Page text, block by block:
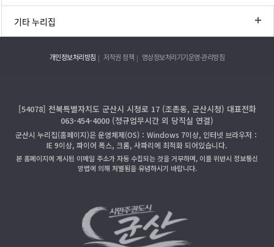
기타 누리집
개인정보처리방침 저작권 정책 영상정보처리기기운영·관리방침
[54078] 전북특별자치도 군산시 시청로 17 (조촌동, 군산시청) 대표전화
063-454-4000 (정규업무시간 외 당직실 연결)
군산시 누리집(홈페이지)은 운영체제(OS)：Windows 7이상, 인터넷 브라우저：
IE 9이상, 파이어 폭스, 크롬, 사파리에 최적화 되어있습니다.
본 홈페이지에 게시된 이메일 주소가 자동 수집되는 것을 거부하며, 이를 위반시 정보통신
망법에 의해 처벌됨을 유념하시기 바랍니다.